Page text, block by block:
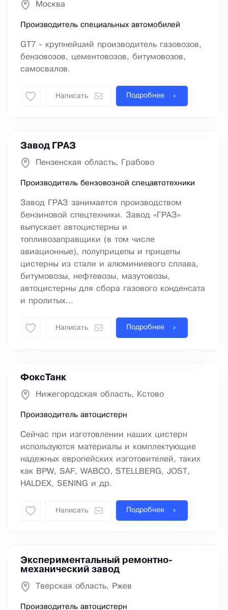
Москва
Производитель специальных автомобилей
GT7 - крупнейший производитель газовозов,
бензовозов, цементовозов, битумовозов,
самосвалов.
Написать Подробнее
Завод ГРАЗ
Пензенская область, Грабово
Производитель бензовозной спецавтотехники
Завод ГРАЗ занимается производством
бензиновой спецтехники. Завод «ГРАЗ»
выпускает автоцистерны и
топливозаправщики (в том числе
авиационные), полуприцепы и прицепы
цистерны из стали и алюминиевого сплава,
битумовозы, нефтевозы, мазутовозы,
автоцистерны для сбора газового конденсата
и пролитых...
Написать Подробнее
ФоксТанк
Нижегородская область, Кстово
Производитель автоцистерн
Сейчас при изготовлении наших цистерн
используются материалы и комплектующие
надежных европейских изготовителей, таких
как BPW, SAF, WABCO, STELLBERG, JOST,
HALDEX, SENING и др.
Написать Подробнее
Экспериментальный ремонтно-
механический завод
Тверская область, Ржев
Производитель автоцистерн